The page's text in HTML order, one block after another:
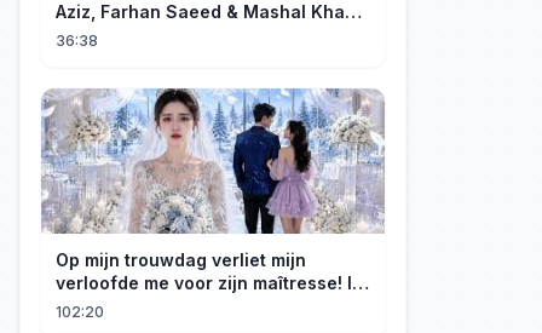
Aziz, Farhan Saeed & Mashal Khan ]
- Funny Pakistani Drama - HUM TV
36:38
Op mijn trouwdag verliet mijn
verloofde me voor zijn maîtresse! Ik
trouwde meteen met een miljardair!
102:20